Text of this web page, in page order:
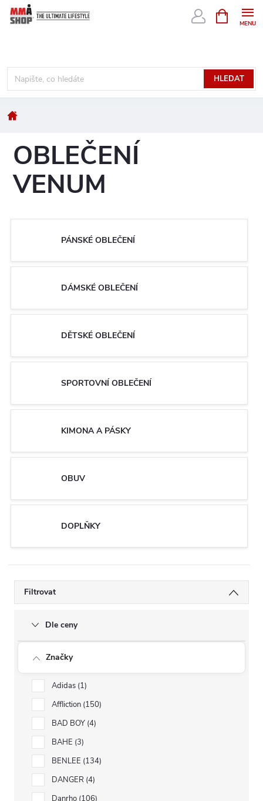
Přejít
HLEDAT
NÁKUPNÍ
KOŠÍK
Domů
OBLEČENÍ
VENUM
PÁNSKÉ OBLEČENÍ
DÁMSKÉ OBLEČENÍ
DĚTSKÉ OBLEČENÍ
SPORTOVNÍ OBLEČENÍ
KIMONA A PÁSKY
OBUV
DOPLŇKY
Filtrovat
Dle ceny
Značky
Adidas 1
Affliction 150
BAD BOY 4
BAHE 3
BENLEE 134
DANGER 4
Danrho 106